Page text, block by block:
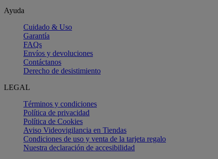
Ayuda
Cuidado & Uso
Garantía
FAQs
Envíos y devoluciones
Contáctanos
Derecho de desistimiento
LEGAL
Términos y condiciones
Política de privacidad
Política de Cookies
Aviso Videovigilancia en Tiendas
Condiciones de uso y venta de la tarjeta regalo
Nuestra declaración de accesibilidad